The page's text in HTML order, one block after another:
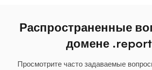
Распространенные
домене .report
Просмотрите часто задаваемые